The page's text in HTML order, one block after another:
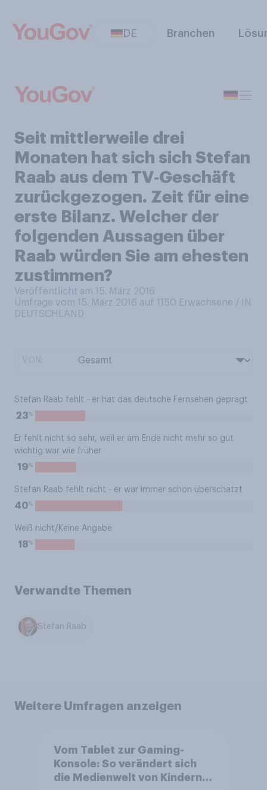
DE Branchen
Seit mittlerweile drei
Monaten hat sich sich Stefan
Raab aus dem TV‑Geschäft
zurückgezogen. Zeit für eine
erste Bilanz. Welcher der
folgenden Aussagen über
Raab würden Sie am ehesten
zustimmen?
Veröffentlicht am 15. März 2016
Umfrage vom 15. März 2016 auf 1150 Erwachsene / IN
DEUTSCHLAND
Stefan Raab fehlt - er hat das deutsche Fernsehen geprägt
23%
Er fehlt nicht so sehr, weil er am Ende nicht mehr so gut
wichtig war wie früher
19%
Stefan Raab fehlt nicht - er war immer schon überschätzt
40%
Weiß nicht/Keine Angabe
18%
Verwandte Themen
Stefan Raab
Weitere Umfragen anzeigen
Vom Tablet zur Gaming-
Konsole: So verändert sich
die Medienwelt von Kindern